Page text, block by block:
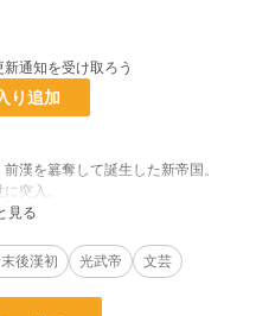
通知を受け取ろう
り追加
漢を簒奪して誕生した新帝国。
突入。
する光武帝・劉秀の若き軍師・鄧禹
後漢初 光武帝 文芸